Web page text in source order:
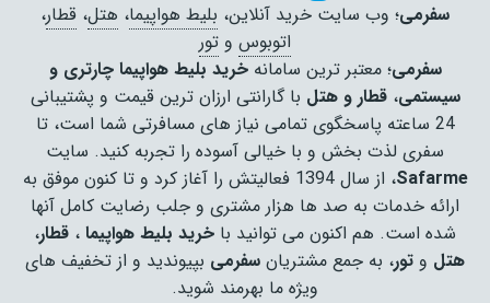
سفرمی؛ وب سایت خرید آنلاین، بلیط هواپیما، هتل، قطار،
اتوبوس و تور
سفرمی؛ معتبر ترین سامانهخرید بلیط هواپیما چارتری و
سیستمی،قطار و هتل با گارانتی ارزان ترین قیمت و پشتیبانی
24 ساعته پاسخگوی تمامی نیاز های مسافرتی شما است، تا
سفری لذت بخش و با خیالی آسوده را تجربه کنید. سایت
Safarme
، از سال 1394 فعالیتش را آغاز کرد و تا کنون موفق به
ارائه خدمات به صد ها هزار مشتری و جلب رضایت کامل آنها
شده است. هم اکنون می توانید با خرید بلیط هواپیما ، قطار،
هتل و تور، به جمع مشتریان سفرمی بپیوندید و از تخفیف های
ویژه ما بهرمند شوید.